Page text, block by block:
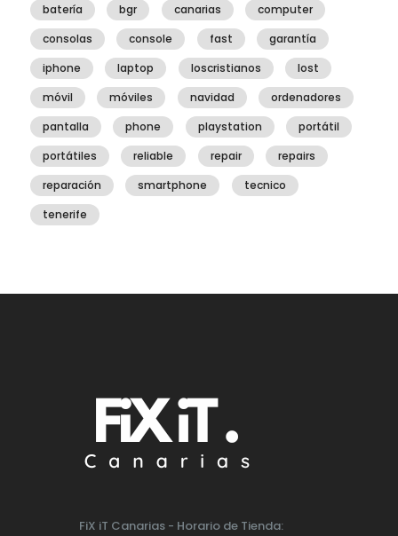
batería bgr canarias
computer
consolas
console fast
garantía
iphone
laptop loscristianos
lost
móvil
móviles navidad
ordenadores
pantalla
phone playstation
portátil
portátiles
reliable repair
repairs
reparación
smartphone
tecnico
tenerife
FiX iT Canarias - Horario de Tienda: